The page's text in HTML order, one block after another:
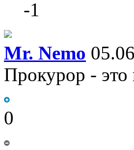
-1
Mr. Nemo
Прокурор - это
0